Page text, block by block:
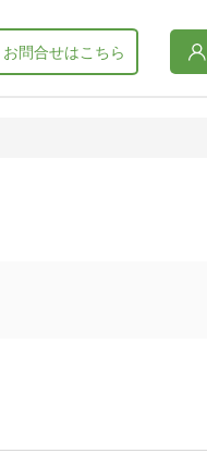
お問合せはこちら